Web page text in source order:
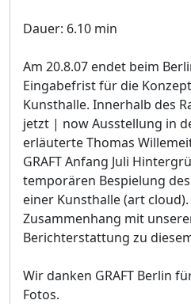
Dauer: 6.10 min
Am 20.8.07 endet beim
Eingabefrist für die
Kunsthalle. Innerhalb des
jetzt | now Ausstellung in
erläuterte Thomas
GRAFT Anfang Juli
temporären Bespielung
einer Kunsthalle (art
Zusammenhang mit
Berichterstattung zu
Wir danken GRAFT Berlin
Fotos.